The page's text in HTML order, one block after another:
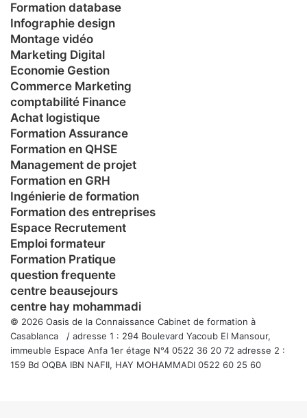
Formation database
Infographie design
Montage vidéo
Marketing Digital
Economie Gestion
Commerce Marketing
comptabilité Finance
Achat logistique
Formation Assurance
Formation en QHSE
Management de projet
Formation en GRH
Ingénierie de formation
Formation des entreprises
Espace Recrutement
Emploi formateur
Formation Pratique
question frequente
centre beausejours
centre hay mohammadi
© 2026 Oasis de la Connaissance Cabinet de formation à
Casablanca / adresse 1 : 294 Boulevard Yacoub El Mansour,
immeuble Espace Anfa 1er étage N°4 0522 36 20 72 adresse 2 :
159 Bd OQBA IBN NAFII, HAY MOHAMMADI 0522 60 25 60